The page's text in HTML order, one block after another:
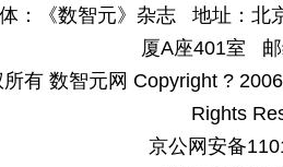
：《数智元》杂志 地址：北
厦A座401室
所有 数智元网 Copyright ?
Rights
京公网安备